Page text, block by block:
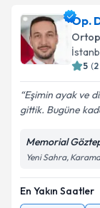
Op. Dr.
oluşturun.
takvim
Metni
Op.
5 (2
Eşimin ayak ve
gittik. Bugüne
Memorial
Yeni Sahra,
En Yakın Saatler